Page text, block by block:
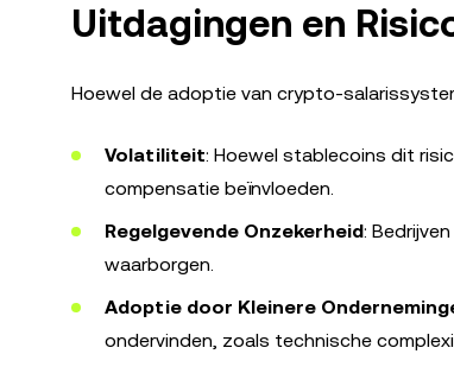
Uitdagingen en
Hoewel de adoptie van crypto-
Volatiliteit: Hoewel stablecoins dit
compensatie beïnvloeden.
Regelgevende Onzekerheid:
waarborgen.
Adoptie door Kleinere
ondervinden, zoals technische